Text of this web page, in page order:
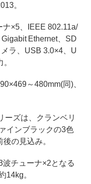
。
×5、IEEE 802.11a/
Ethernet、SD
ラ、USB 3.0×4、U
～480mm(同)、
ズは、クランベリ
インブラックの3色
の見込み。
チューナ×2となる
14kg。